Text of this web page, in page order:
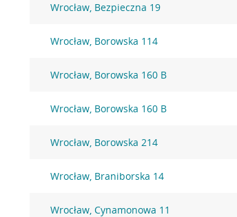
Wrocław, Bezpieczna 19
Wrocław, Borowska 114
Wrocław, Borowska 160 B
Wrocław, Borowska 160 B
Wrocław, Borowska 214
Wrocław, Braniborska 14
Wrocław, Cynamonowa 11